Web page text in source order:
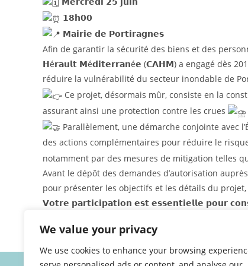
We value your privacy
We use cookies to enhance your browsing
𝟭𝟴𝗵𝟬𝟬
𝗠𝗮𝗶𝗿𝗶𝗲 𝗱𝗲 𝗣𝗼𝗿𝘁𝗶𝗿𝗮𝗴𝗻𝗲𝘀
Afin de garantir la sécurité des biens et des
𝗛é𝗿𝗮𝘂𝗹𝘁 𝗠é𝗱𝗶𝘁𝗲𝗿𝗿𝗮𝗻é𝗲 (𝗖𝗔𝗛𝗠) a engagé dès
réduire la vulnérabilité du secteur inondable de
Ce projet, désormais mûr, consiste en la
assurant ainsi une protection contre les crues
Parallèlement, une démarche conjointe avec
des actions complémentaires pour réduire le
notamment par des mesures de mitigation telles
Avant le dépôt des demandes d’autorisation
pour présenter les objectifs et les détails du
𝗩𝗼𝘁𝗿𝗲 𝗽𝗮𝗿𝘁𝗶𝗰𝗶𝗽𝗮𝘁𝗶𝗼𝗻 𝗲𝘀𝘁 𝗲𝘀𝘀𝗲𝗻𝘁𝗶𝗲𝗹𝗹𝗲 𝗽𝗼𝘂𝗿